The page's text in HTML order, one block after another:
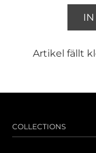
Artikel fällt
COLLECTIONS